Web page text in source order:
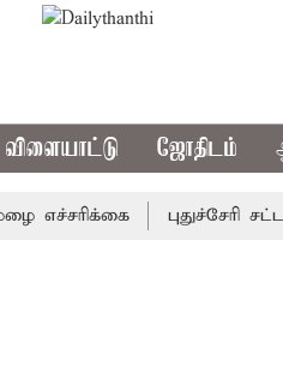
விளையாட்டு ஜோதிடம்
புதுச்சேரி